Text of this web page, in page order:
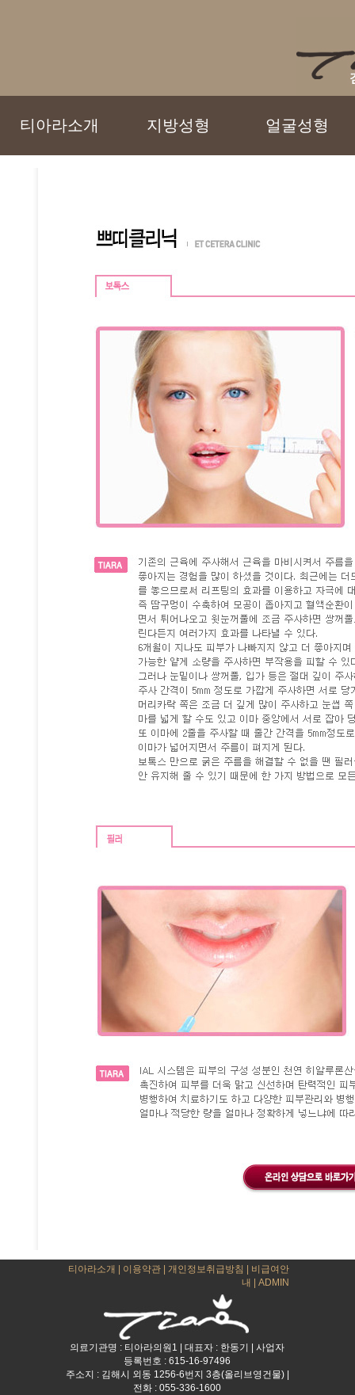
티아라소개 지방성형 얼굴성형
티아라소개 이용약관 |개인정보취급방침
비급여안
내
|ADMIN
의료기관명 : 티아라의원1 | 대표자 : 한동기 | 사업자
등록번호 : 615-16-97496
주소지 : 김해시 외동 1256-6번지 3층(올리브영건물) |
전화 : 055-336-1600